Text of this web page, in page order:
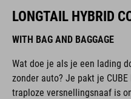
LONGTAIL HYBRID
WITH BAG AND BAGGAGE
Wat doe je als je een lading
zonder auto? Je pakt je
traploze versnellingsnaaf is